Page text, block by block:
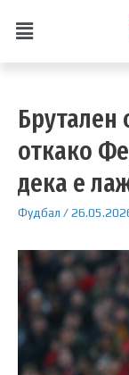
Брутален
откако
дека е
Фудбал /